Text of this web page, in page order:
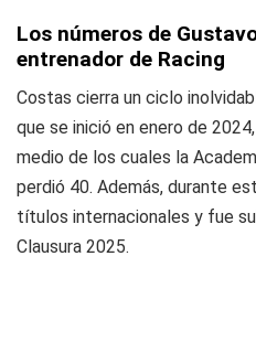
Los números de
entrenador de Racing
Costas cierra un ciclo
que se inició en enero de
medio de los cuales la
perdió 40. Además, durante
títulos internacionales y fue
Clausura 2025.